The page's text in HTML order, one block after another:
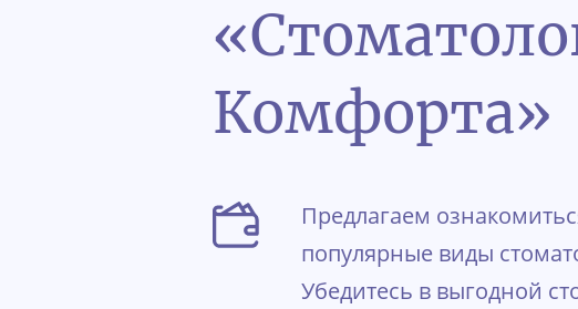
Комфорта»
Предлагаем
популярные виды
Убедитесь в выгодной